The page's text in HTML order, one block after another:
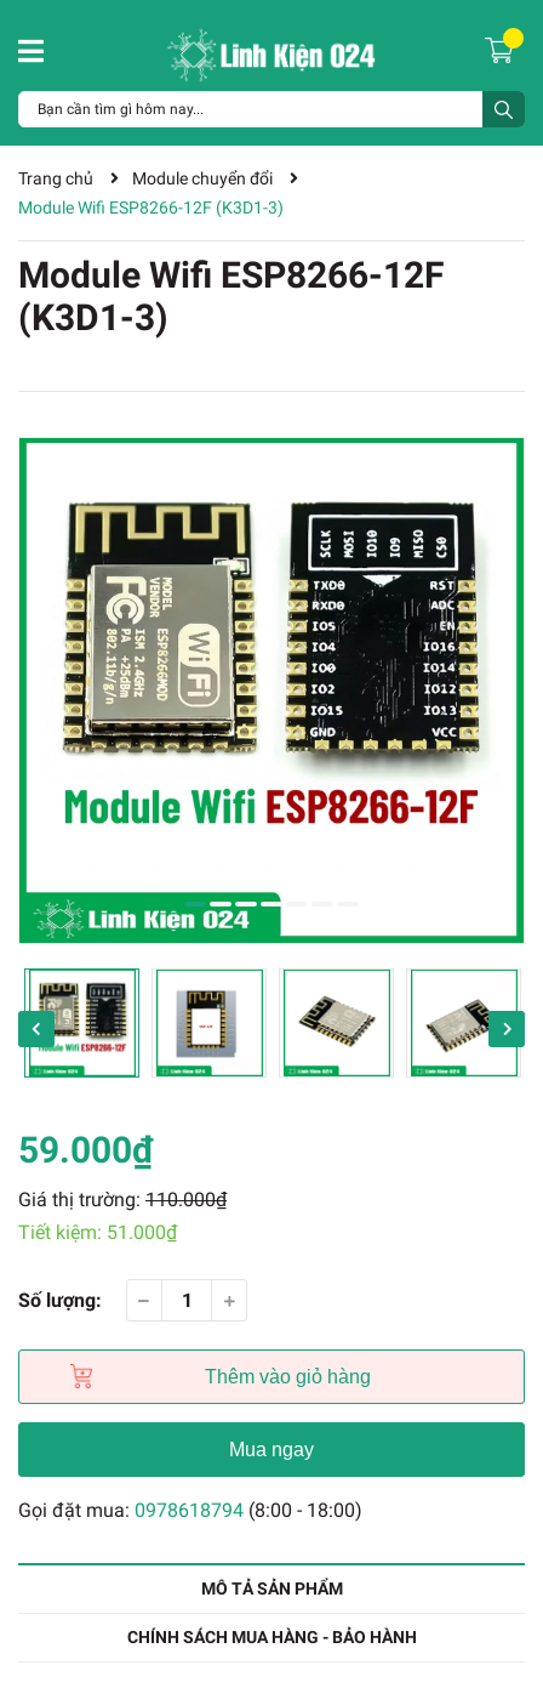
Trang chủ
Module chuyển đổi
Module Wifi ESP8266-12F (K3D1-3)
Module Wifi ESP8266-12F
(K3D1-3)
59.000₫
Giá thị trường: 110.000₫
Tiết kiệm: 51.000₫
Số lượng:
Thêm vào giỏ hàng
Mua ngay
Gọi đặt mua: 0978618794 (8:00 - 18:00)
MÔ TẢ SẢN PHẨM
CHÍNH SÁCH MUA HÀNG - BẢO HÀNH